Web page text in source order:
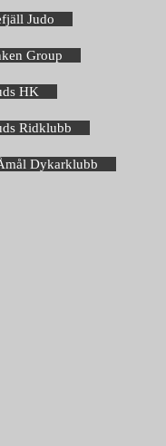
Judo
Group
HK
Ridklubb
Dykarklubb